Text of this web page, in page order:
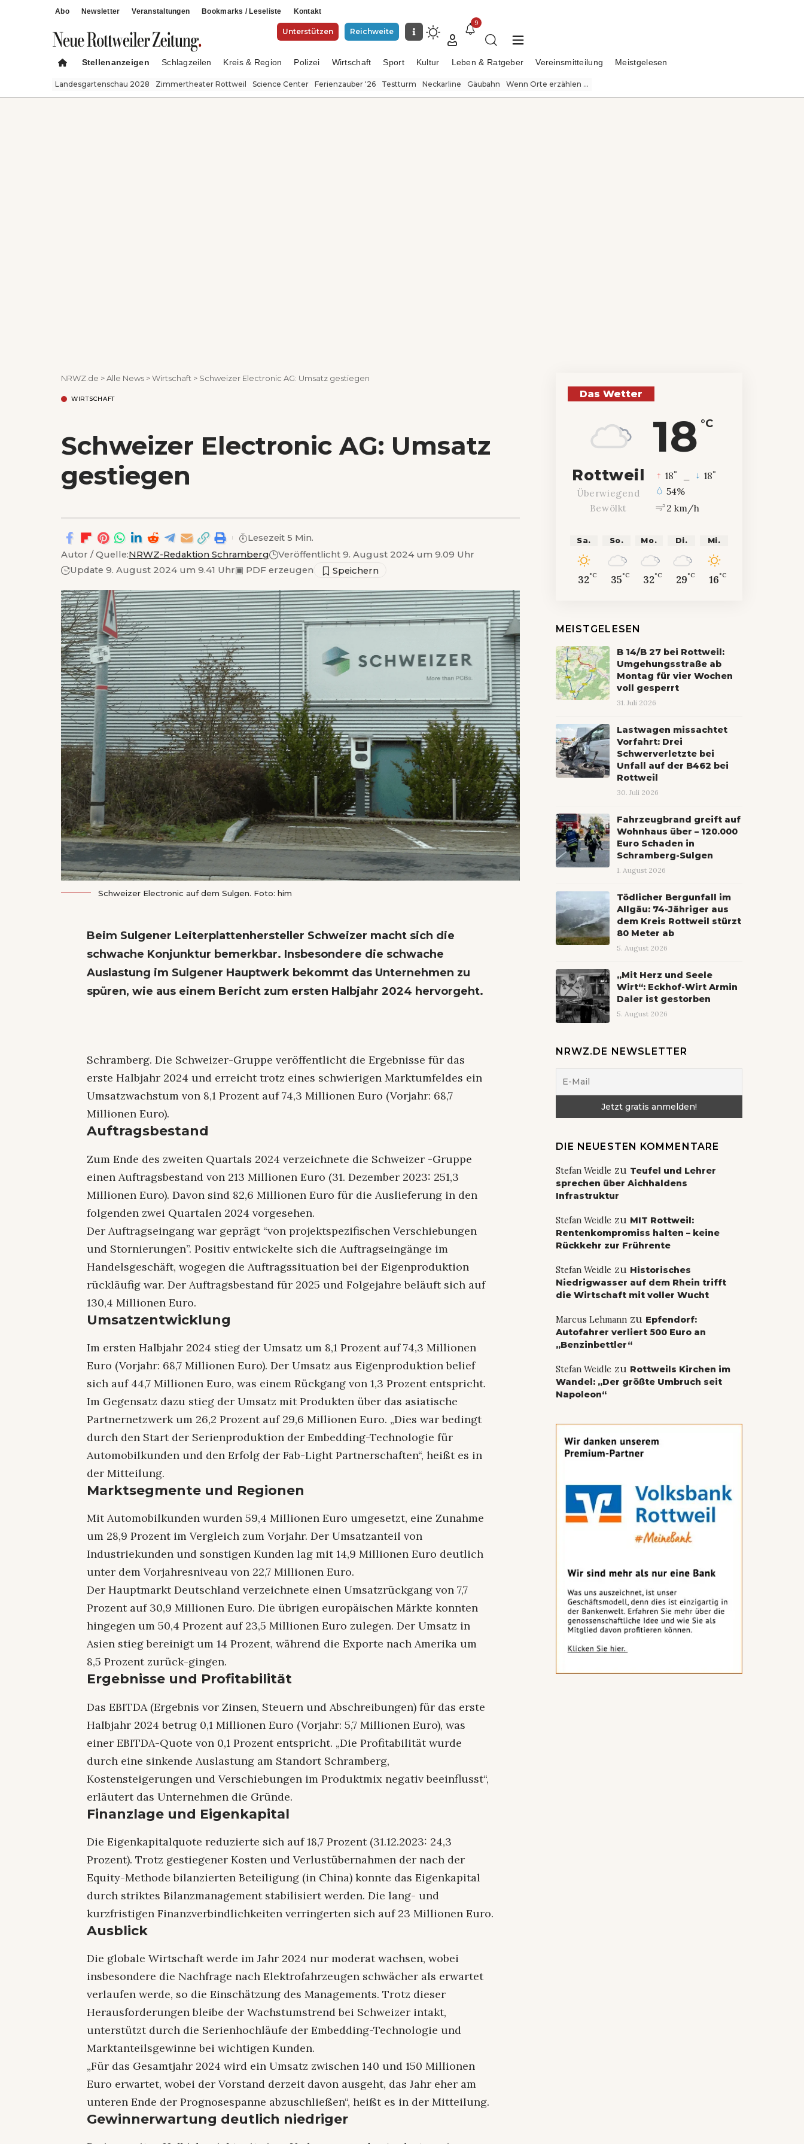
Abo Newsletter Veranstaltungen Bookmarks / Leseliste Kontakt
Unterstützen Reichweite
9
Stellenanzeigen Schlagzeilen Kreis & Region Polizei Wirtschaft Sport Kultur Leben & Ratgeber Vereinsmitteilung Meistgelesen
Landesgartenschau 2028 Zimmertheater Rottweil Science Center Ferienzauber '26 Testturm Neckarline Gäubahn Wenn Orte erzählen ...
NRWZ.de >Alle News >Wirtschaft > Schweizer Electronic AG: Umsatz gestiegen
WIRTSCHAFT
Schweizer Electronic AG: Umsatz
gestiegen
Autor / Quelle:NRWZ-Redaktion Schramberg
Veröffentlicht 9. August 2024 um 9.09 Uhr
Update 9. August 2024 um 9.41 Uhr▣ PDF erzeugen
Lesezeit 5 Min.
Schweizer Electronic auf dem Sulgen. Foto: him
Beim Sulgener Leiterplattenhersteller Schweizer macht sich die
schwache Konjunktur bemerkbar. Insbesondere die schwache
Auslastung im Sulgener Hauptwerk bekommt das Unternehmen zu
spüren, wie aus einem Bericht zum ersten Halbjahr 2024 hervorgeht.
Schramberg. Die Schweizer-Gruppe veröffentlicht die Ergebnisse für das
erste Halbjahr 2024 und erreicht trotz eines schwierigen Marktumfeldes ein
Umsatzwachstum von 8,1 Prozent auf 74,3 Millionen Euro (Vorjahr: 68,7
Millionen Euro).
Auftragsbestand
Zum Ende des zweiten Quartals 2024 verzeichnete die Schweizer -Gruppe
einen Auftragsbestand von 213 Millionen Euro (31. Dezember 2023: 251,3
Millionen Euro). Davon sind 82,6 Millionen Euro für die Auslieferung in den
folgenden zwei Quartalen 2024 vorgesehen.
Der Auftragseingang war geprägt “von projektspezifischen Verschiebungen
und Stornierungen”. Positiv entwickelte sich die Auftragseingänge im
Handelsgeschäft, wogegen die Auftragssituation bei der Eigenproduktion
rückläufig war. Der Auftragsbestand für 2025 und Folgejahre beläuft sich auf
130,4 Millionen Euro.
Umsatzentwicklung
Im ersten Halbjahr 2024 stieg der Umsatz um 8,1 Prozent auf 74,3 Millionen
Euro (Vorjahr: 68,7 Millionen Euro). Der Umsatz aus Eigenproduktion belief
sich auf 44,7 Millionen Euro, was einem Rückgang von 1,3 Prozent entspricht.
Im Gegensatz dazu stieg der Umsatz mit Produkten über das asiatische
Partnernetzwerk um 26,2 Prozent auf 29,6 Millionen Euro. „Dies war bedingt
durch den Start der Serienproduktion der Embedding-Technologie für
Automobilkunden und den Erfolg der Fab-Light Partnerschaften“, heißt es in
der Mitteilung.
Marktsegmente und Regionen
Mit Automobilkunden wurden 59,4 Millionen Euro umgesetzt, eine Zunahme
um 28,9 Prozent im Vergleich zum Vorjahr. Der Umsatzanteil von
Industriekunden und sonstigen Kunden lag mit 14,9 Millionen Euro deutlich
unter dem Vorjahresniveau von 22,7 Millionen Euro.
Der Hauptmarkt Deutschland verzeichnete einen Umsatzrückgang von 7,7
Prozent auf 30,9 Millionen Euro. Die übrigen europäischen Märkte konnten
hingegen um 50,4 Prozent auf 23,5 Millionen Euro zulegen. Der Umsatz in
Asien stieg bereinigt um 14 Prozent, während die Exporte nach Amerika um
8,5 Prozent zurück-gingen.
Ergebnisse und Profitabilität
Das EBITDA (Ergebnis vor Zinsen, Steuern und Abschreibungen) für das erste
Halbjahr 2024 betrug 0,1 Millionen Euro (Vorjahr: 5,7 Millionen Euro), was
einer EBITDA-Quote von 0,1 Prozent entspricht. „Die Profitabilität wurde
durch eine sinkende Auslastung am Standort Schramberg,
Kostensteigerungen und Verschiebungen im Produktmix negativ beeinflusst“,
erläutert das Unternehmen die Gründe.
Finanzlage und Eigenkapital
Die Eigenkapitalquote reduzierte sich auf 18,7 Prozent (31.12.2023: 24,3
Prozent). Trotz gestiegener Kosten und Verlustübernahmen der nach der
Equity-Methode bilanzierten Beteiligung (in China) konnte das Eigenkapital
durch striktes Bilanzmanagement stabilisiert werden. Die lang- und
kurzfristigen Finanzverbindlichkeiten verringerten sich auf 23 Millionen Euro.
Ausblick
Die globale Wirtschaft werde im Jahr 2024 nur moderat wachsen, wobei
insbesondere die Nachfrage nach Elektrofahrzeugen schwächer als erwartet
verlaufen werde, so die Einschätzung des Managements. Trotz dieser
Herausforderungen bleibe der Wachstumstrend bei Schweizer intakt,
unterstützt durch die Serienhochläufe der Embedding-Technologie und
Marktanteilsgewinne bei wichtigen Kunden.
„Für das Gesamtjahr 2024 wird ein Umsatz zwischen 140 und 150 Millionen
Euro erwartet, wobei der Vorstand derzeit davon ausgeht, das Jahr eher am
unteren Ende der Prognosespanne abzuschließen“, heißt es in der Mitteilung.
Gewinnerwartung deutlich niedriger
Das Wetter
18 °C
Rottweil
Überwiegend
Bewölkt
18° 18°
54%
2 km/h
Sa.
32°C
So.
35°C
Mo.
32°C
Di.
29°C
Mi.
16°C
MEISTGELESEN
B 14/B 27 bei Rottweil:
Umgehungsstraße ab
Montag für vier Wochen
voll gesperrt
31. Juli 2026
Lastwagen missachtet
Vorfahrt: Drei
Schwerverletzte bei
Unfall auf der B462 bei
Rottweil
30. Juli 2026
Fahrzeugbrand greift auf
Wohnhaus über – 120.000
Euro Schaden in
Schramberg-Sulgen
1. August 2026
Tödlicher Bergunfall im
Allgäu: 74-Jähriger aus
dem Kreis Rottweil stürzt
80 Meter ab
5. August 2026
„Mit Herz und Seele
Wirt“: Eckhof-Wirt Armin
Daler ist gestorben
5. August 2026
NRWZ.DE NEWSLETTER
DIE NEUESTEN KOMMENTARE
Stefan Weidle zu Teufel und Lehrer
sprechen über Aichhaldens
Infrastruktur
Stefan Weidle zu MIT Rottweil:
Rentenkompromiss halten – keine
Rückkehr zur Frührente
Stefan Weidle zu Historisches
Niedrigwasser auf dem Rhein trifft
die Wirtschaft mit voller Wucht
Marcus Lehmannzu Epfendorf:
Autofahrer verliert 500 Euro an
„Benzinbettler“
Stefan Weidle zu Rottweils Kirchen im
Wandel: „Der größte Umbruch seit
Napoleon“